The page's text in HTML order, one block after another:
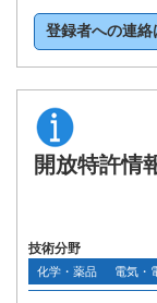
登録者への連絡
開放特許情
技術分野
化学・薬品 電気・